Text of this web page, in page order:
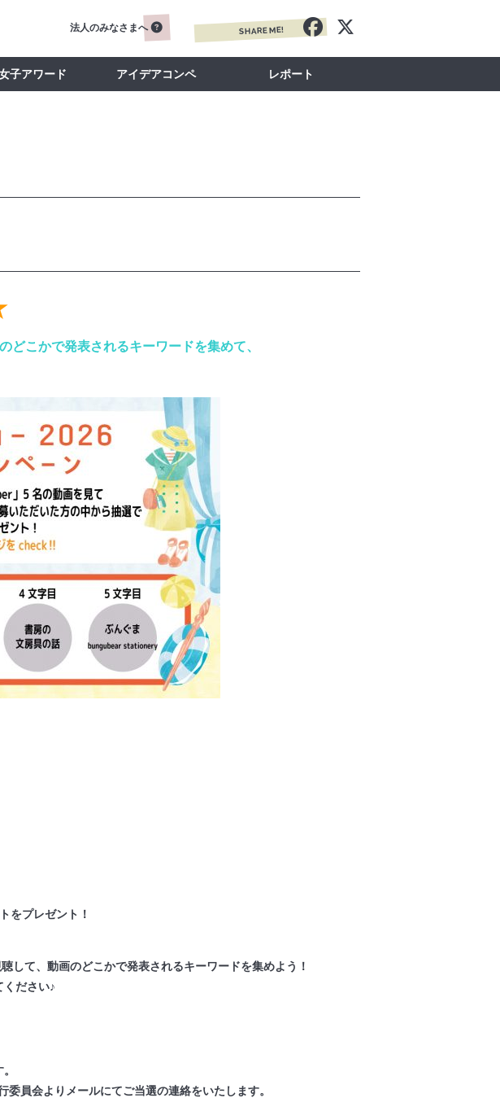
子アワード アイデアコンペ レポート
法人のみなさまへ SHARE ME!
どこかで発表されるキーワードを集めて、
をプレゼント！
して、動画のどこかで発表されるキーワードを集めよう！
ださい♪
員会よりメールにてご当選の連絡をいたします。